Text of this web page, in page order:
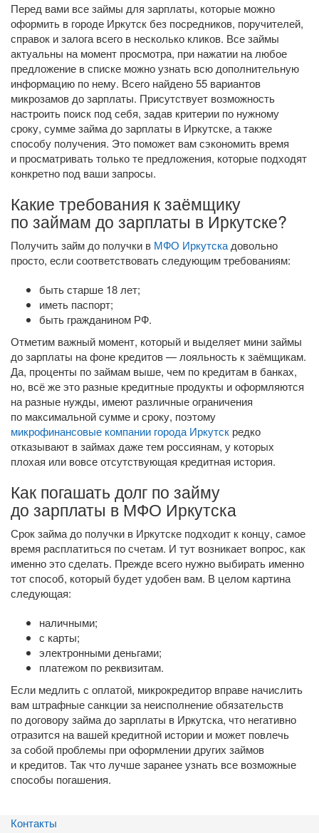
Перед вами все займы для зарплаты, которые можно
оформить в городе Иркутск без посредников, поручителей,
справок и залога всего в несколько кликов. Все займы
актуальны на момент просмотра, при нажатии на любое
предложение в списке можно узнать всю дополнительную
информацию по нему. Всего найдено 55 вариантов
микрозамов до зарплаты. Присутствует возможность
настроить поиск под себя, задав критерии по нужному
сроку, сумме займа до зарплаты в Иркутске, а также
способу получения. Это поможет вам сэкономить время
и просматривать только те предложения, которые подходят
конкретно под ваши запросы.
Какие требования к заёмщику
по займам до зарплаты в Иркутске?
Получить займ до получки в МФО Иркутска довольно
просто, если соответствовать следующим требованиям:
быть старше 18 лет;
иметь паспорт;
быть гражданином РФ.
Отметим важный момент, который и выделяет мини займы
до зарплаты на фоне кредитов — лояльность к заёмщикам.
Да, проценты по займам выше, чем по кредитам в банках,
но, всё же это разные кредитные продукты и оформляются
на разные нужды, имеют различные ограничения
по максимальной сумме и сроку, поэтому
микрофинансовые компании города Иркутск редко
отказывают в займах даже тем россиянам, у которых
плохая или вовсе отсутствующая кредитная история.
Как погашать долг по займу
до зарплаты в МФО Иркутска
Срок займа до получки в Иркутске подходит к концу, самое
время расплатиться по счетам. И тут возникает вопрос, как
именно это сделать. Прежде всего нужно выбирать именно
тот способ, который будет удобен вам. В целом картина
следующая:
наличными;
с карты;
электронными деньгами;
платежом по реквизитам.
Если медлить с оплатой, микрокредитор вправе начислить
вам штрафные санкции за неисполнение обязательств
по договору займа до зарплаты в Иркутска, что негативно
отразится на вашей кредитной истории и может повлечь
за собой проблемы при оформлении других займов
и кредитов. Так что лучше заранее узнать все возможные
способы погашения.
Контакты